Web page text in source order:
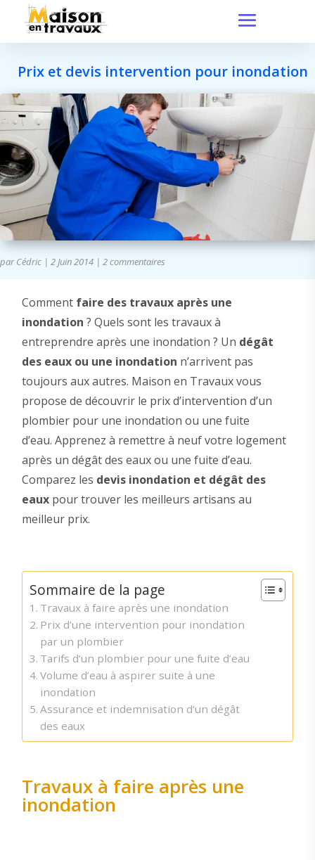
Prix et devis intervention pour inondation
parCédric | 2 Juin 2014 | 2 commentaires
Comment faire des travaux après une
inondation ? Quels sont les travaux à
entreprendre après une inondation ? Un dégât
des eaux ou une inondation n’arrivent pas
toujours aux autres. Maison en Travaux vous
propose de découvrir le prix d’intervention d’un
plombier pour une inondation ou une fuite
d’eau. Apprenez à remettre à neuf votre logement
après un dégât des eaux ou une fuite d’eau.
Comparez les devis inondation et dégât des
eauxpour trouver les meilleurs artisans au
meilleur prix.
Sommaire de la page
Travaux à faire après une inondation
Prix d’une intervention pour inondation
par un plombier
Tarifs d’un plombier pour une fuite d’eau
Volume d’eau à aspirer suite à une
inondation
Assurance et indemnisation d’un dégât
des eaux
Travaux à faire après une
inondation